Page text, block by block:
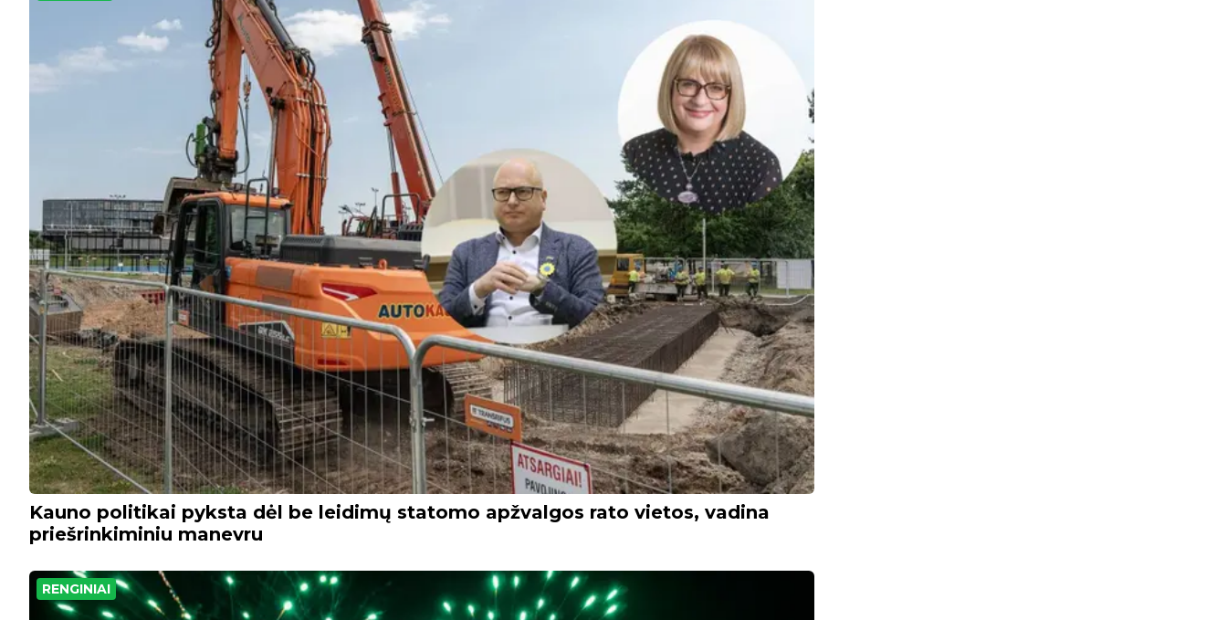
Kauno politikai pyksta dėl be leidimų statomo apžvalgos rato vietos, vadina
priešrinkiminiu manevru
RENGINIAI